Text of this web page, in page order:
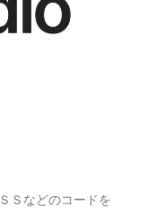
Ｓなどのコードを